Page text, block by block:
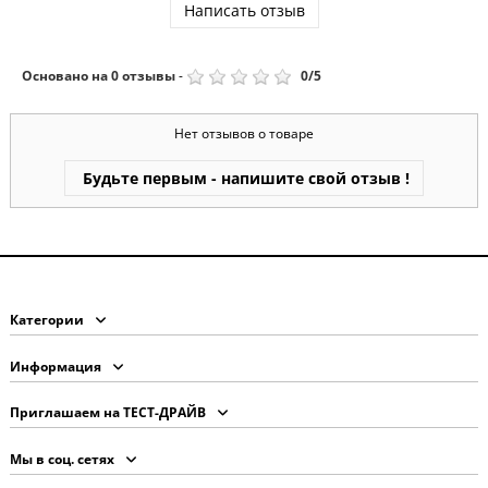
Написать отзыв
Основано на0отзывы- 0/5
Нет отзывов о товаре
Будьте первым - напишите свой отзыв !
Категории
Информация
Приглашаем на ТЕСТ-ДРАЙВ
Мы в соц. сетях